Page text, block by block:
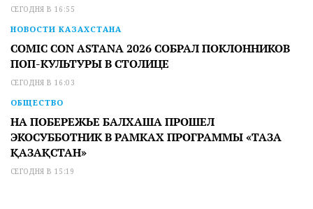
СЕГОДНЯ В 16:55
НОВОСТИ КАЗАХСТАНА
COMIC CON ASTANA 2026 СОБРАЛ ПОКЛОННИКОВ
ПОП-КУЛЬТУРЫ В СТОЛИЦЕ
СЕГОДНЯ В 16:03
ОБЩЕСТВО
НА ПОБЕРЕЖЬЕ БАЛХАША ПРОШЕЛ
ЭКОСУББОТНИК В РАМКАХ ПРОГРАММЫ «ТАЗА
ҚАЗАҚСТАН»
СЕГОДНЯ В 15:19